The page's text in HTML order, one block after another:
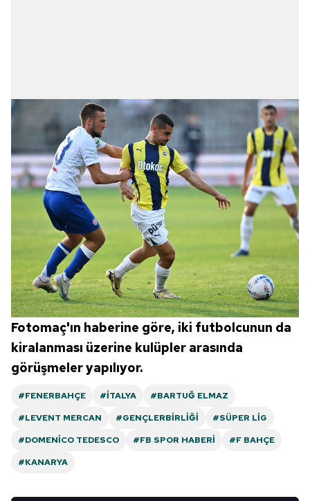
Fotomaç'ın haberine göre, iki futbolcunun da
kiralanması üzerine kulüpler arasında
görüşmeler yapılıyor.
#FENERBAHÇE #İTALYA
#BARTUĞ ELMAZ
#LEVENT MERCAN
#GENÇLERBIRLIĞI
#SÜPER LIG
#DOMENICO TEDESCO
#FB SPOR HABERI
#F BAHÇE
#KANARYA